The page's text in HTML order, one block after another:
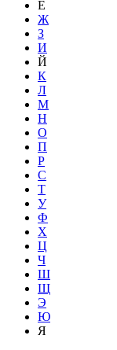
Е
Ж
З
И
Й
К
Л
М
Н
О
П
Р
С
Т
У
Ф
Х
Ц
Ч
Ш
Щ
Э
Ю
Я